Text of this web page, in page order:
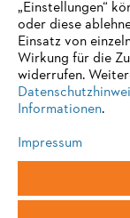
Impressum
ANDREAS STIHL AG
„Einstellungen“
oder diese
Einsatz von
Wirkung für die
widerrufen.
Informationen.
Impressum